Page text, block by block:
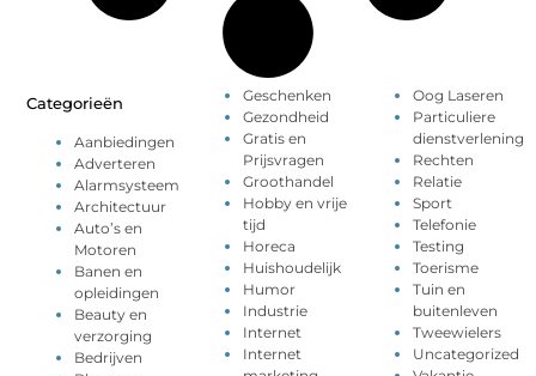
Categorieën
Aanbiedingen
Adverteren
Alarmsysteem
Architectuur
Auto’s en
Motoren
Banen en
opleidingen
Beauty en
verzorging
Bedrijven
Geschenken
Gezondheid
Gratis en
Prijsvragen
Groothandel
Hobby en vrije
tijd
Horeca
Huishoudelijk
Humor
Industrie
Internet
Internet
Oog Laseren
Particuliere
dienstverlening
Rechten
Relatie
Sport
Telefonie
Testing
Toerisme
Tuin en
buitenleven
Tweewielers
Uncategorized